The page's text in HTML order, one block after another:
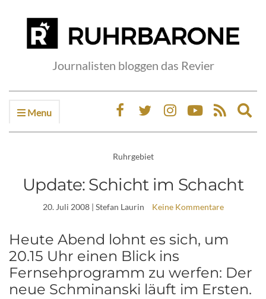
Journalisten bloggen das Revier
Menu
Ruhrgebiet
Update: Schicht im Schacht
20. Juli 2008| Stefan Laurin Keine Kommentare
Heute Abend lohnt es sich, um
20.15 Uhr einen Blick ins
Fernsehprogramm zu werfen: Der
neue Schminanski läuft im Ersten.